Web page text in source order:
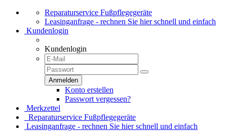
Reparaturservice Fußpflegegeräte
Leasinganfrage - rechnen Sie hier schnell und einfach
Kundenlogin
Kundenlogin
Konto erstellen
Passwort vergessen?
Merkzettel
Reparaturservice Fußpflegegeräte
Leasinganfrage - rechnen Sie hier schnell und einfach